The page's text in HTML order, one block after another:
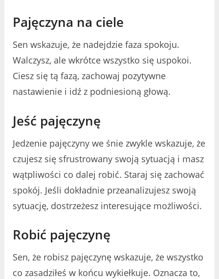
Pajęczyna na ciele
Sen wskazuje, że nadejdzie faza spokoju.
Walczysz, ale wkrótce wszystko się uspokoi.
Ciesz się tą fazą, zachowaj pozytywne
nastawienie i idź z podniesioną głową.
Jeść pajęczynę
Jedzenie pajęczyny we śnie zwykle wskazuje, że
czujesz się sfrustrowany swoją sytuacją i masz
wątpliwości co dalej robić. Staraj się zachować
spokój. Jeśli dokładnie przeanalizujesz swoją
sytuację, dostrzeżesz interesujące możliwości.
Robić pajęczynę
Sen, że robisz pajęczynę wskazuje, że wszystko
co zasadziłeś w końcu wykiełkuje. Oznacza to,